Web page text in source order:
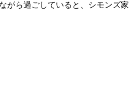
がら過ごしていると、シモンズ家